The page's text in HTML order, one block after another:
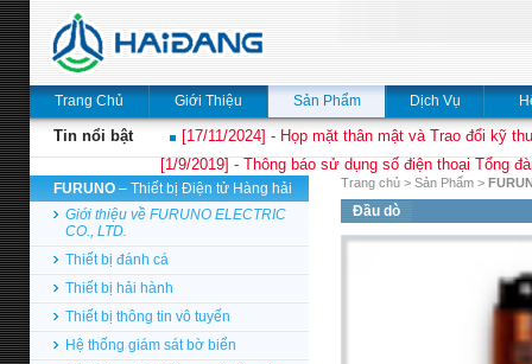
Trang Chủ Giới Thiệu Sản Phẩm Dịch Vụ
Tin nổi bật
[17/11/2024] - Họp mặt thân mật và Trao đổi kỹ
[1/9/2019] - Thông báo sử dụng số điện thoại Tổng
FURUNO – Thiết bị Điện tử Hàng hải
Giới thiệu về FURUNO ELECTRIC
CO., LTD.
Thiết bị đánh cá
Thiết bị hải hành
Thiết bị thông tin vô tuyến
Hệ thống giám sát bờ biển
Trang chủ > Sản Phẩm >
Đầu dò